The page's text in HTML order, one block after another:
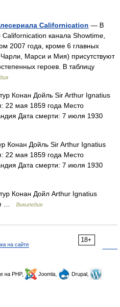
Californication — В
канала Showtime,
2007 года, кроме 6 главных
Марси и Мия) присутствуют
героев. В таблицу
Конан Дойль Sir Arthur Ignatius
22 мая 1859 года Место
Дата смерти: 7 июля 1930
Конан Дойль Sir Arthur Ignatius
22 мая 1859 года Место
Дата смерти: 7 июля 1930
Конан Дойл Arthur Ignatius
…
Википедия
18+
на сайте
на PHP, Joomla,
Drupal,